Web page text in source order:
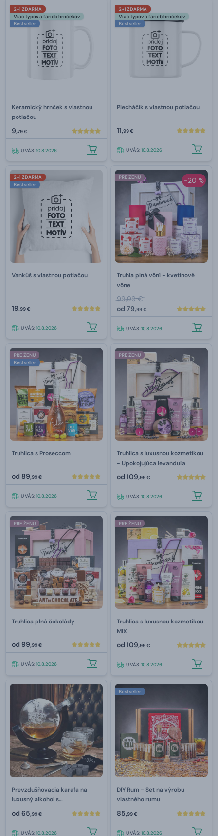
2+1 ZDARMA
Viac typov a farieb hrnčekov
Bestseller
Keramický hrnček s vlastnou
potlačou
9,79 €
U VÁS:10.8.2026
2+1 ZDARMA
Viac typov a farieb hrnčekov
Bestseller
Plecháčik s vlastnou potlačou
11,99 €
U VÁS:10.8.2026
2+1 ZDARMA
Bestseller
Vankúš s vlastnou potlačou
19,99 €
U VÁS:10.8.2026
-20 %
PRE ŽENU
Truhla plná vôní - kvetinové
vône
99,99 €
od 79,99 €
U VÁS:10.8.2026
PRE ŽENU
Bestseller
Truhlica s Proseccom
od 89,99 €
U VÁS:10.8.2026
PRE ŽENU
Truhlica s luxusnou kozmetikou
- Upokojujúca levanduľa
od 109,99 €
U VÁS:10.8.2026
PRE ŽENU
Truhlica plná čokolády
od 99,99 €
U VÁS:10.8.2026
PRE ŽENU
Truhlica s luxusnou kozmetikou
MIX
od 109,99 €
U VÁS:10.8.2026
Prevzdušňovacia karafa na
luxusný alkohol s
príslušenstvom 850 ml
od 65,99 €
U VÁS:10.8.2026
Bestseller
DIY Rum - Set na výrobu
vlastného rumu
85,99 €
U VÁS:10.8.2026